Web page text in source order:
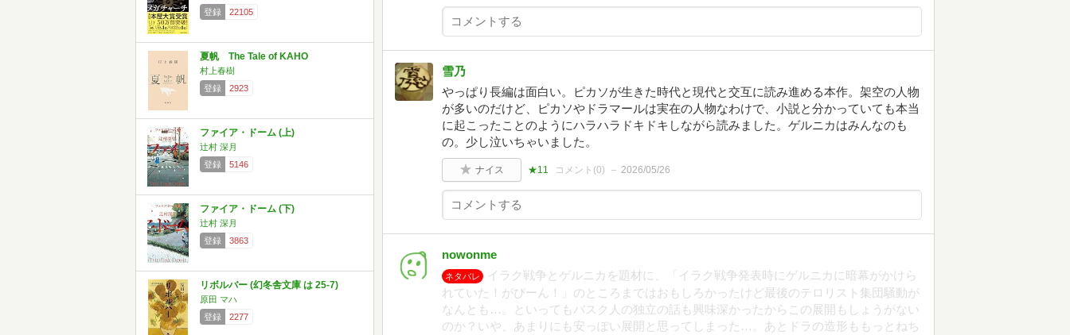
登録
22105
夏帆 The Tale of KAHO
村上春樹
登録
2923
ファイア・ドーム (上)
辻村 深月
登録
5146
ファイア・ドーム (下)
辻村 深月
登録
3863
リボルバー (幻冬舎文庫 は 25-7)
原田 マハ
登録
2277
雪乃
やっぱり長編は面白い。ピカソが生きた時代と現代と交互に読み進める本作。架空の人物
が多いのだけど、ピカソやドラマールは実在の人物なわけで、小説と分かっていても本当
に起こったことのようにハラハラドキドキしながら読みました。ゲルニカはみんなのも
の。少し泣いちゃいました。
ナイス ★11 コメント(0) 2026/05/26
nowonme
ネタバレ
イラク戦争とゲルニカを題材に、「イラク戦争発表時にゲルニカに暗幕がかけら
れていた！がびーん！」のところまではおもしろかったけど最後のテロリスト集団騒動が
なんとも…。といってもバスク人の独立の話も興味深かったからこの展開もしょうがない
のか？いや、あまりにも安っぽい展開と思ってしまった…。あとドラの造形ももっとねち